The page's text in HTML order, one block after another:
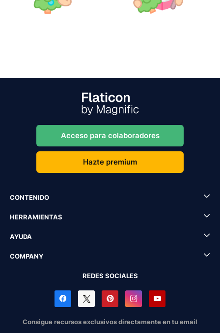
Acceso para colaboradores
Hazte premium
CONTENIDO
HERRAMIENTAS
AYUDA
COMPANY
REDES SOCIALES
Consigue recursos exclusivos directamente en tu email